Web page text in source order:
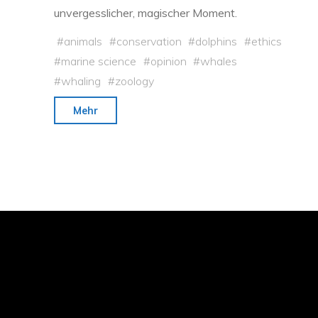
unvergesslicher, magischer Moment.
#animals #conservation #dolphins #ethics
#marine science #opinion #whales
#whaling #zoology
Mehr